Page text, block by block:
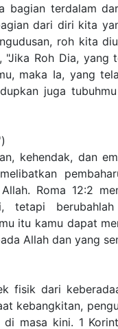
bagian terdalam
dari diri kita
roh kita
"Jika Roh Dia,
maka Ia, yang
juga
kehendak, dan
Roma 12:2
tetapi
itu kamu dapat
Allah dan yang
fisik dari
kebangkitan,
masa kini. 1